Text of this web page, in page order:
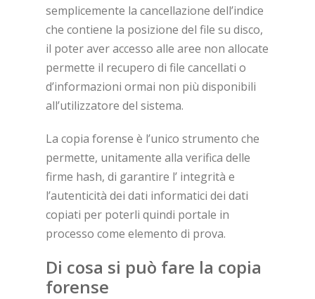
semplicemente la cancellazione dell’indice
che contiene la posizione del file su disco,
il poter aver accesso alle aree non allocate
permette il recupero di file cancellati o
d’informazioni ormai non più disponibili
all’utilizzatore del sistema.
La copia forense è l’unico strumento che
permette, unitamente alla verifica delle
firme hash, di garantire l’ integrità e
l’autenticità dei dati informatici dei dati
copiati per poterli quindi portale in
processo come elemento di prova.
Di cosa si può fare la copia
forense